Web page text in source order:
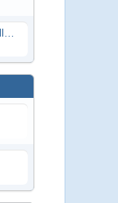
Race Night in Lauba (LRP Offroad Challenge und freie Klassen) 25/26.08